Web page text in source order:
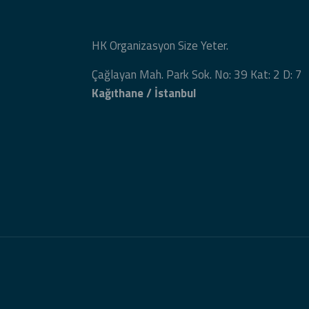
HK Organizasyon Size Yeter.
Çağlayan Mah. Park Sok. No: 39 Kat: 2 D: 7
Kağıthane / İstanbul